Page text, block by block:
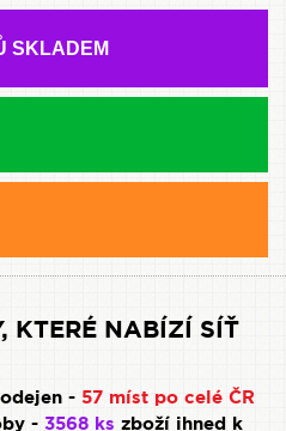
SKLADEM
KTERÉ NABÍZÍ SÍŤ
- 57 míst po celé ČR
- 3568 ks zboží ihned k